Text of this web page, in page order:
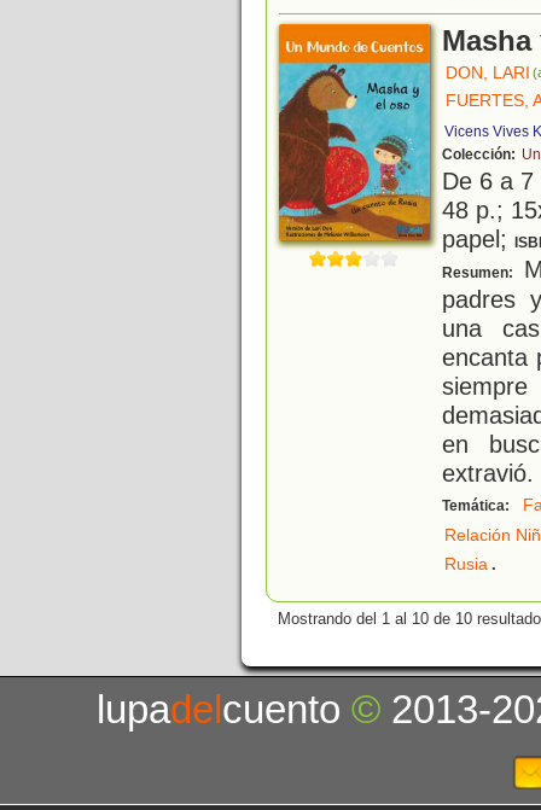
DON, LARI
FUERTES,
Vicens Vives
Colección:
De 6 a
48 p.;
papel;
Resumen:
padres
una
encanta
en
extravió.
Temática:
Relación
Rusia.
Mostrando del 1 al 10 de 10
lupadelcuento© 2013-